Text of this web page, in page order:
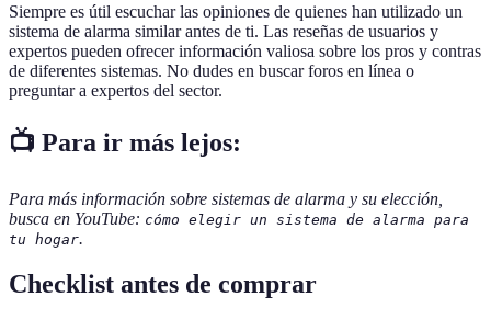
Siempre es útil escuchar las opiniones de quienes han utilizado un
sistema de alarma similar antes de ti. Las reseñas de usuarios y
expertos pueden ofrecer información valiosa sobre los pros y contras
de diferentes sistemas. No dudes en buscar foros en línea o
preguntar a expertos del sector.
📺 Para ir más lejos:
Para más información sobre sistemas de alarma y su elección,
busca en YouTube: cómo elegir un sistema de alarma para
tu hogar.
Checklist antes de comprar